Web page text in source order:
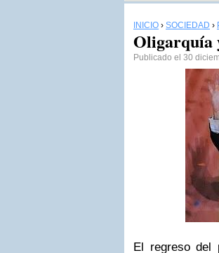
INICIO › SOCIEDAD ›
Oligarquía
Publicado el 30
El regreso del